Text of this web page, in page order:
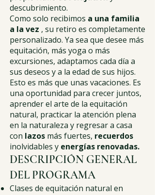
descubrimiento.
Como solo recibimos a una familia
a la vez , su retiro es completamente
personalizado. Ya sea que desee más
equitación, más yoga o más
excursiones, adaptamos cada día a
sus deseos y a la edad de sus hijos.
Esto es más que unas vacaciones. Es
una oportunidad para crecer juntos,
aprender el arte de la equitación
natural, practicar la atención plena
en la naturaleza y regresar a casa
con lazos más fuertes, recuerdos
inolvidables y energías renovadas.
DESCRIPCIÓN GENERAL
DEL PROGRAMA
Clases de equitación natural en